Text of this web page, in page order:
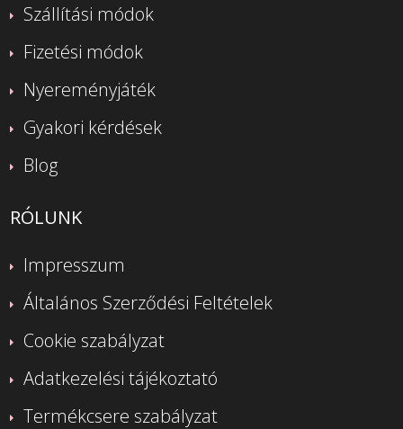
Szállítási módok
Fizetési módok
Nyereményjáték
Gyakori kérdések
Blog
RÓLUNK
Impresszum
Általános Szerződési Feltételek
Cookie szabályzat
Adatkezelési tájékoztató
Termékcsere szabályzat